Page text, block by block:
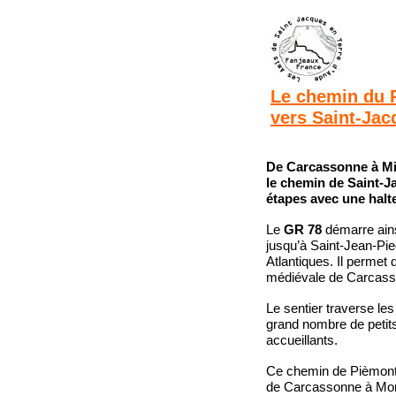
De Carcassonne à
le chemin de Saint-
étapes avec une
Le GR 78 démarre
jusqu’à Saint-Jean-
Atlantiques. Il permet
médiévale de
Le sentier traverse
grand nombre de
accueillants.
Ce chemin de
de Carcassonne à
Le chemin du
vers Saint-